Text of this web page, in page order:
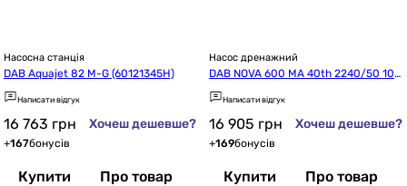
Насосна станція
DAB Aquajet 82 M-G (60121345H)
Написати відгук
16 763 грн Хочеш дешевше?
+167бонусів
Купити Про товар
Насос дренажний
DAB NOVA 600 MA 40th 2240/50 10H
05 (60198015H)
Написати відгук
16 905 грн Хочеш дешевше?
+169бонусів
Купити Про товар